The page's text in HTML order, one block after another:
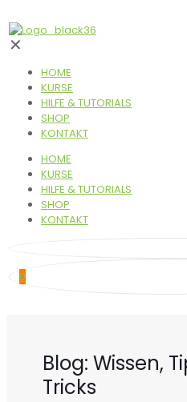
✕
HOME
KURSE
HILFE & TUTORIALS
SHOP
KONTAKT
HOME
KURSE
HILFE & TUTORIALS
SHOP
KONTAKT
0
Blog: Wissen,
Tricks